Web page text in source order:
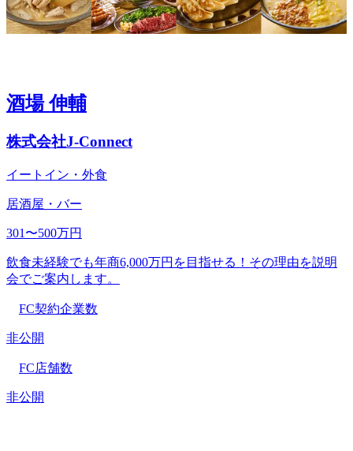
酒場 伸輔
株式会社J-Connect
イートイン・外食
居酒屋・バー
301〜500万円
飲食未経験でも年商6,000万円を目指せる！その理由を説明
会でご案内します。
FC契約企業数
非公開
FC店舗数
非公開